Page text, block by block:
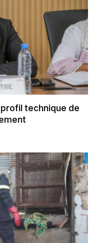
technique de